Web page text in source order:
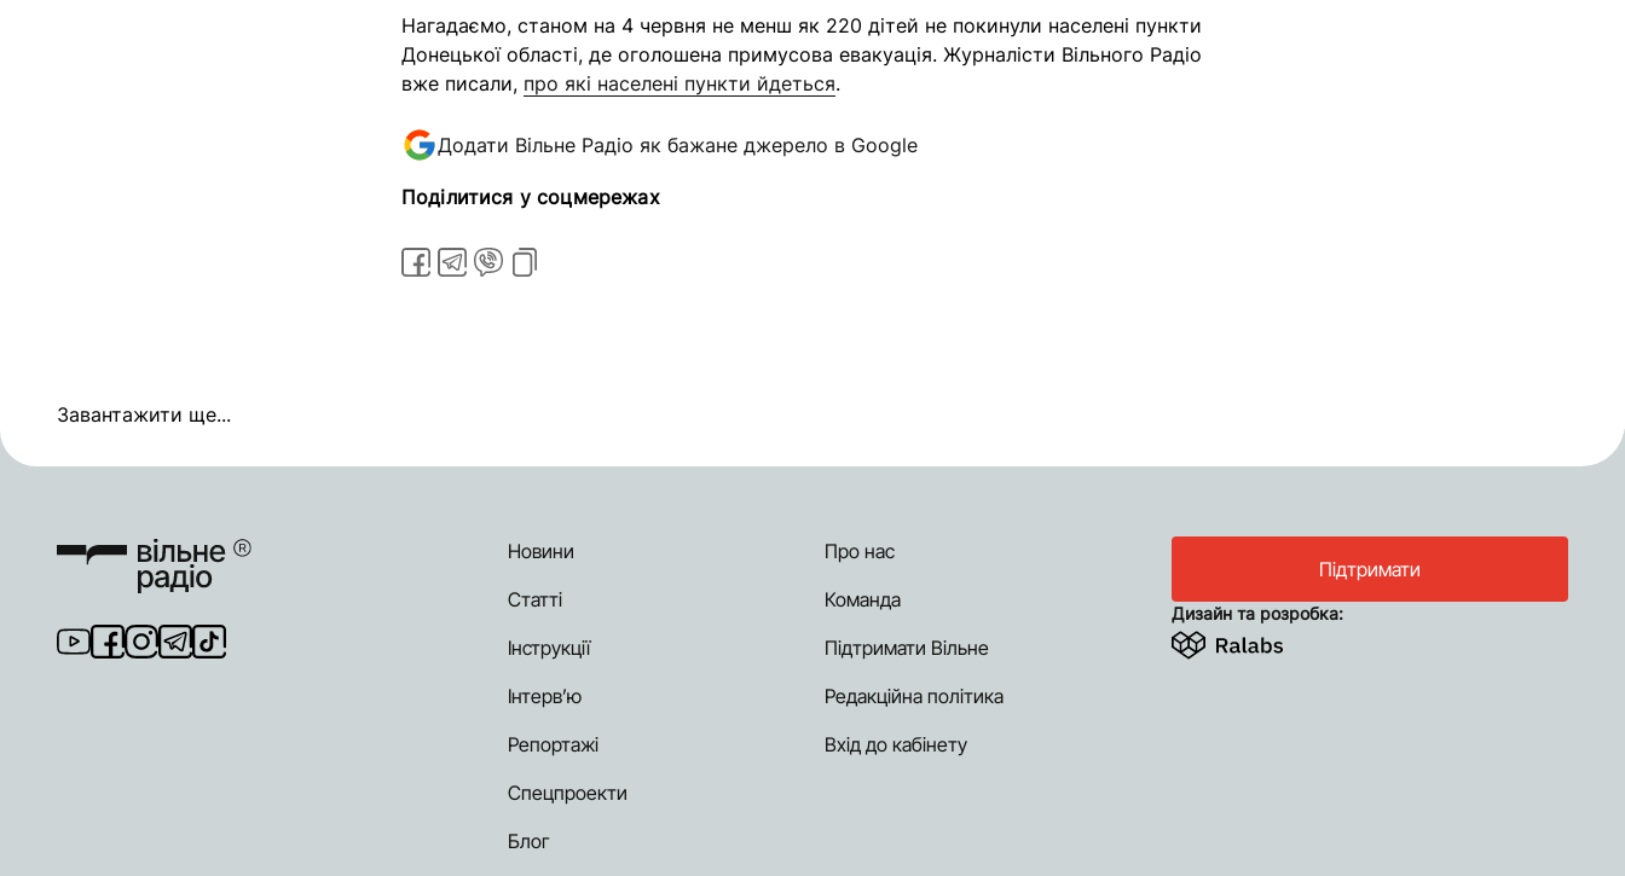
Нагадаємо, станом на 4 червня не менш як 220 дітей не покинули населені пункти
Донецької області, де оголошена примусова евакуація. Журналісти Вільного Радіо
вже писали, про які населені пункти йдеться.
Додати Вільне Радіо як бажане джерело в Google
Поділитися у соцмережах
Завантажити ще...
Новини
Статті
Інструкції
Інтерв’ю
Репортажі
Спецпроекти
Блог
Про нас
Команда
Підтримати Вільне
Редакційна політика
Вхід до кабінету
Підтримати
Дизайн та розробка: